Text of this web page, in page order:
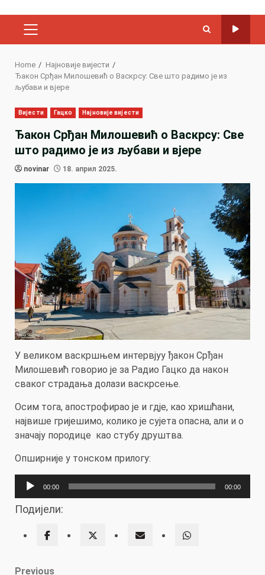
PRIMARY
Home
Најновије вијести
Ђакон Срђан Милошевић о Васкрсу: Све што радимо је из
љубави и вјере
Вијести Гацко Најновије вијести
Ђакон Срђан Милошевић о Васкрсу: Све
што радимо је из љубави и вјере
novinar 18. април 2025.
У великом васкршњем интервјуу ђакон Срђан
Милошевић говорио је за Радио Гацкo да након
сваког страдања долази васкрсење.
Осим тога, апострофирао је и гдје, као хришћани,
највише гријешимо, колико је сујета опасна, али и о
значају породице као стубу друштва.
Oпширније у тонском прилогу:
Прегледач
записа
00:00 00:00
Подијели:
Previous